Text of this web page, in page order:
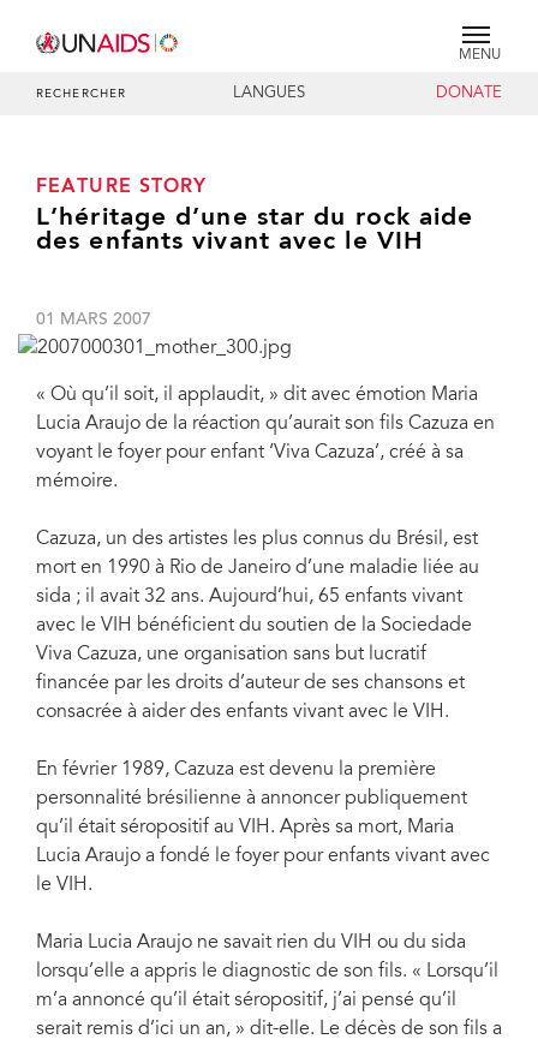
MENU
RECHERCHER LANGUES DONATE
FEATURE STORY
L’héritage d’une star du rock aide
des enfants vivant avec le VIH
01 MARS 2007
« Où qu’il soit, il applaudit, » dit avec émotion Maria
Lucia Araujo de la réaction qu’aurait son fils Cazuza en
voyant le foyer pour enfant ‘Viva Cazuza’, créé à sa
mémoire.
Cazuza, un des artistes les plus connus du Brésil, est
mort en 1990 à Rio de Janeiro d’une maladie liée au
sida ; il avait 32 ans. Aujourd’hui, 65 enfants vivant
avec le VIH bénéficient du soutien de la Sociedade
Viva Cazuza, une organisation sans but lucratif
financée par les droits d’auteur de ses chansons et
consacrée à aider des enfants vivant avec le VIH.
En février 1989, Cazuza est devenu la première
personnalité brésilienne à annoncer publiquement
qu’il était séropositif au VIH. Après sa mort, Maria
Lucia Araujo a fondé le foyer pour enfants vivant avec
le VIH.
Maria Lucia Araujo ne savait rien du VIH ou du sida
lorsqu’elle a appris le diagnostic de son fils. « Lorsqu’il
m’a annoncé qu’il était séropositif, j’ai pensé qu’il
serait remis d’ici un an, » dit-elle. Le décès de son fils a